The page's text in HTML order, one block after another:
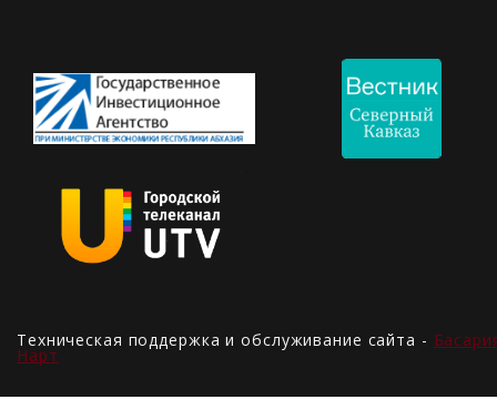
Техническая поддержка и обслуживание сайта -
Нарт